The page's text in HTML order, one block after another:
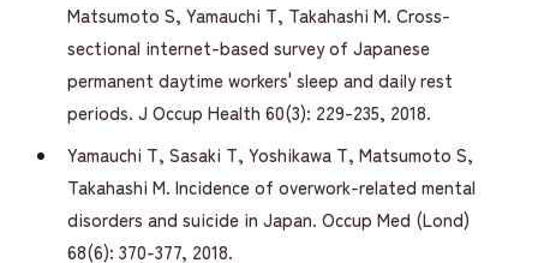
Matsumoto S, Yamauchi T, Takahashi M. Cross-
sectional internet-based survey of Japanese
permanent daytime workers' sleep and daily rest
periods. J Occup Health 60(3): 229-235, 2018.
Yamauchi T, Sasaki T, Yoshikawa T, Matsumoto S,
Takahashi M. Incidence of overwork-related mental
disorders and suicide in Japan. Occup Med (Lond)
68(6): 370-377, 2018.